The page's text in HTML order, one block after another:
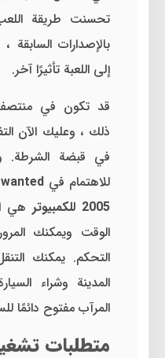
تحسنت طريقة
بالإصدارات
إلى اللعبة تأثيرًا آخر.
قد تكون في
ذلك ، وعليك الآن
في قبضة الشرطة.
للاهتمام في
2005 للكمبيوتر
هي
الوقت ويمكنك
التحكم. يمكنك
المدينة وشراء
المرآب مفتوح دائمًا
متطلبات